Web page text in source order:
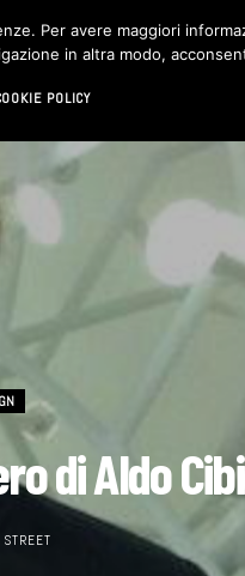
TECH CHI SIAMO
di Aldo
Per avere maggiori
in altra modo,
POLICY